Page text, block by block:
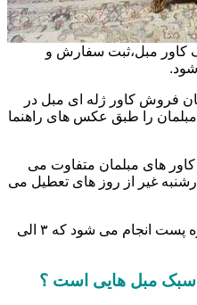
کاور مبل،ثبت سفارش و
فروش کاور ژله ای مبل در
مبلمان را طبق عکس های راهنما
کاور های مبلمان متفاوت می
غیر از روز های تعطیل می
نحوه ارسال سفارش از طریق اداره پست انجام می شود که ۳ الی
سبک مبل هایی است ؟